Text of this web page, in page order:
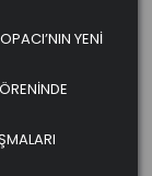
YENİ